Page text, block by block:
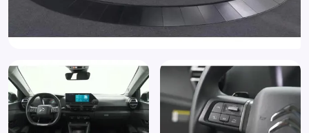
Extra getint glas
Geluidsisolerend glas
Grootlichtassistent
Head-up display
Hill hold functie